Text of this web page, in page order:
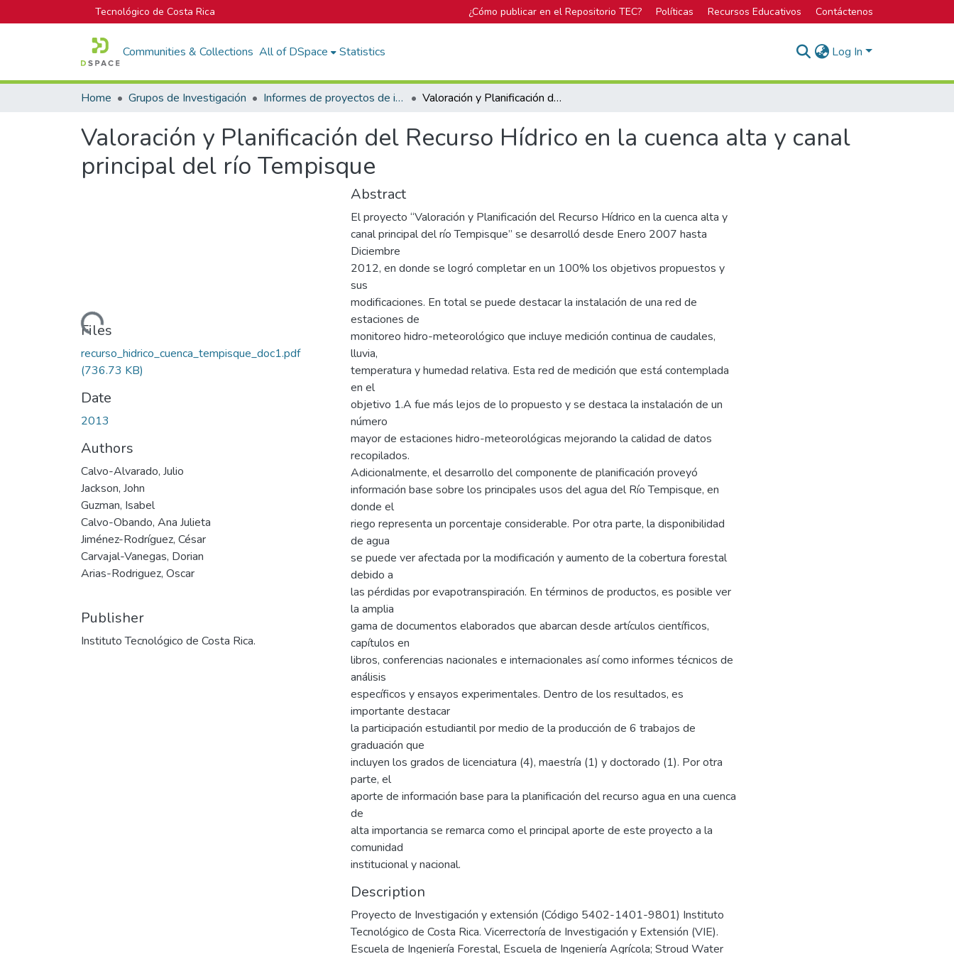
Tecnológico de Costa Rica ¿Cómo publicar en el Repositorio TEC? Políticas Recursos Educativos Contáctenos
Communities & Collections All of DSpace Statistics Log In
Home Grupos de Investigación Informes de proyectos de investigación Valoración y Planificación del Recurso Hídrico en la cuenca alta y canal principal del río Tempisque
Valoración y Planificación del Recurso Hídrico en la cuenca alta y canal
principal del río Tempisque
Loading...
Files
recurso_hidrico_cuenca_tempisque_doc1.pdf
(736.73 KB)
Date
2013
Authors
Calvo-Alvarado, Julio
Jackson, John
Guzman, Isabel
Calvo-Obando, Ana Julieta
Jiménez-Rodríguez, César
Carvajal-Vanegas, Dorian
Arias-Rodriguez, Oscar
Publisher
Instituto Tecnológico de Costa Rica.
Abstract
El proyecto “Valoración y Planificación del Recurso Hídrico en la cuenca alta y
canal principal del río Tempisque” se desarrolló desde Enero 2007 hasta
Diciembre
2012, en donde se logró completar en un 100% los objetivos propuestos y
sus
modificaciones. En total se puede destacar la instalación de una red de
estaciones de
monitoreo hidro-meteorológico que incluye medición continua de caudales,
lluvia,
temperatura y humedad relativa. Esta red de medición que está contemplada
en el
objetivo 1.A fue más lejos de lo propuesto y se destaca la instalación de un
número
mayor de estaciones hidro-meteorológicas mejorando la calidad de datos
recopilados.
Adicionalmente, el desarrollo del componente de planificación proveyó
información base sobre los principales usos del agua del Río Tempisque, en
donde el
riego representa un porcentaje considerable. Por otra parte, la disponibilidad
de agua
se puede ver afectada por la modificación y aumento de la cobertura forestal
debido a
las pérdidas por evapotranspiración. En términos de productos, es posible ver
la amplia
gama de documentos elaborados que abarcan desde artículos científicos,
capítulos en
libros, conferencias nacionales e internacionales así como informes técnicos de
análisis
específicos y ensayos experimentales. Dentro de los resultados, es
importante destacar
la participación estudiantil por medio de la producción de 6 trabajos de
graduación que
incluyen los grados de licenciatura (4), maestría (1) y doctorado (1). Por otra
parte, el
aporte de información base para la planificación del recurso agua en una cuenca
de
alta importancia se remarca como el principal aporte de este proyecto a la
comunidad
institucional y nacional.
Description
Proyecto de Investigación y extensión (Código 5402-1401-9801) Instituto
Tecnológico de Costa Rica. Vicerrectoría de Investigación y Extensión (VIE).
Escuela de Ingeniería Forestal, Escuela de Ingeniería Agrícola; Stroud Water